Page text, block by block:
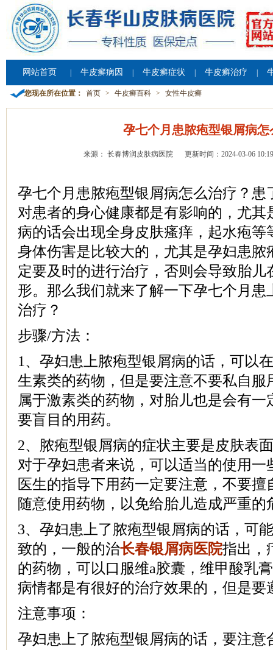
网站首页 牛皮癣病因 牛皮癣症状 牛皮癣治疗
您现在所在位置： 首页 > 牛皮癣百科 > 女性牛皮癣
孕七个月患脓疱型银屑病怎
来源： 长春博润皮肤病医院 更新时间：2024-03-06
孕七个月患脓疱型银屑病怎么治疗？患
对患者的身心健康都是有影响的，尤其
病的话会出现全身皮肤瘙痒，起水疱等
身体伤害是比较大的，尤其是孕妇患脓
定要及时的进行治疗，否则会导致胎儿
形。那么我们就来了解一下孕七个月患
治疗？
步骤/方法：
1、孕妇患上脓疱型银屑病的话，可以
生素类的药物，但是要注意不要私自服
属于激素类的药物，对胎儿也是会有一
要盲目的用药。
2、脓疱型银屑病的症状主要是皮肤表
对于孕妇患者来说，可以适当的使用一
医生的指导下用药一定要注意，不要擅
随意使用药物，以免给胎儿造成严重的
3、孕妇患上了脓疱型银屑病的话，可
致的，一般的治长春银屑病医院指出，
的药物，可以口服维a胶囊，维甲酸乳
病情都是有很好的治疗效果的，但是要
注意事项：
孕妇患上了脓疱型银屑病的话，要注意